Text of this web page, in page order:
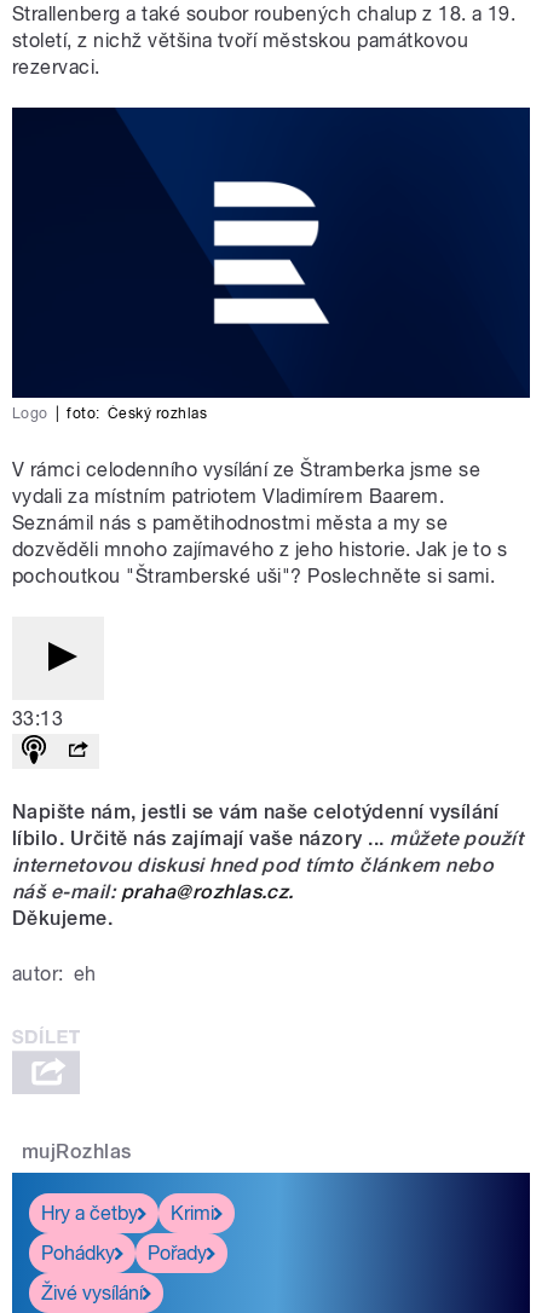
Strallenberg a také soubor roubených chalup z 18. a 19.
století, z nichž většina tvoří městskou památkovou
rezervaci.
Logo foto: Český rozhlas
V rámci celodenního vysílání ze Štramberka jsme se
vydali za místním patriotem Vladimírem Baarem.
Seznámil nás s pamětihodnostmi města a my se
dozvěděli mnoho zajímavého z jeho historie. Jak je to s
pochoutkou "Štramberské uši"? Poslechněte si sami.
33:13
Napište nám, jestli se vám naše celotýdenní vysílání
líbilo. Určitě nás zajímají vaše názory ... můžete použít
internetovou diskusi hned pod tímto článkem nebo
náš e-mail: praha@rozhlas.cz.
Děkujeme.
autor: eh
mujRozhlas
Hry a četby
Krimi
Pohádky
Pořady
Živé vysílání